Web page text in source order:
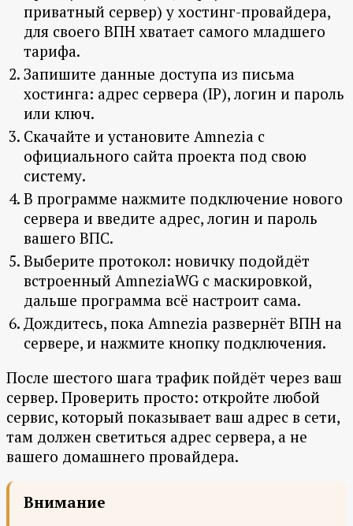
приватный сервер) у хостинг-провайдера,
для своего ВПН хватает самого младшего
тарифа.
Запишите данные доступа из письма
хостинга: адрес сервера (IP), логин и пароль
или ключ.
Скачайте и установите Amnezia с
официального сайта проекта под свою
систему.
В программе нажмите подключение нового
сервера и введите адрес, логин и пароль
вашего ВПС.
Выберите протокол: новичку подойдёт
встроенный AmneziaWG с маскировкой,
дальше программа всё настроит сама.
Дождитесь, пока Amnezia развернёт ВПН на
сервере, и нажмите кнопку подключения.
После шестого шага трафик пойдёт через ваш
сервер. Проверить просто: откройте любой
сервис, который показывает ваш адрес в сети,
там должен светиться адрес сервера, а не
вашего домашнего провайдера.
Внимание